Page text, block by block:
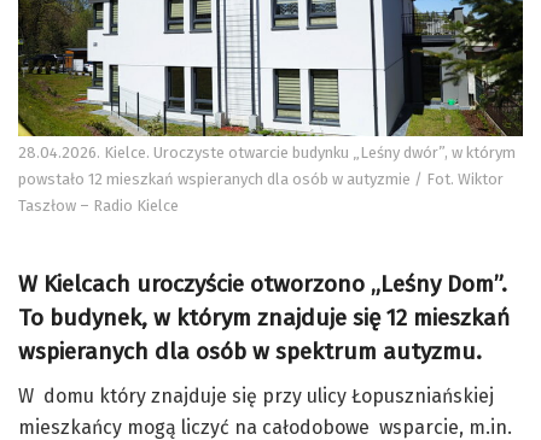
28.04.2026. Kielce. Uroczyste otwarcie budynku „Leśny dwór”, w którym
powstało 12 mieszkań wspieranych dla osób w autyzmie / Fot. Wiktor
Taszłow – Radio Kielce
W Kielcach uroczyście otworzono „Leśny Dom”.
To budynek, w którym znajduje się 12 mieszkań
wspieranych dla osób w spektrum autyzmu.
W domu który znajduje się przy ulicy Łopuszniańskiej
mieszkańcy mogą liczyć na całodobowe wsparcie, m.in.